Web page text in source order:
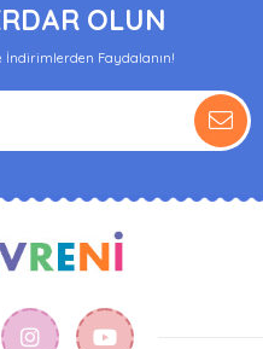
OLUN
İndirimlerden Faydalanın!